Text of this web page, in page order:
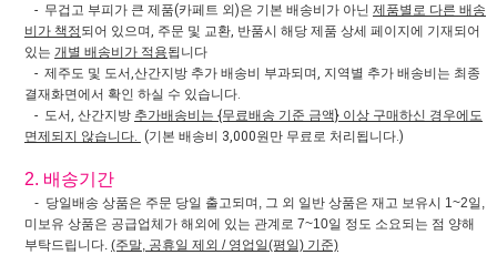
- 무겁고 부피가 큰 제품(카페트 외)은 기본 배송비가 아닌 제품별로 다른 배송
비가 책정되어 있으며, 주문 및 교환, 반품시 해당 제품 상세 페이지에 기재되어
있는 개별 배송비가 적용됩니다
- 제주도 및 도서,산간지방 추가 배송비 부과되며, 지역별 추가 배송비는 최종
결재화면에서 확인 하실 수 있습니다.
- 도서, 산간지방 추가배송비는 {무료배송 기준 금액} 이상 구매하신 경우에도
면제되지 않습니다. (기본 배송비 3,000원만 무료로 처리됩니다.)
2. 배송기간
- 당일배송 상품은 주문 당일 출고되며, 그 외 일반 상품은 재고 보유시 1~2일,
미보유 상품은 공급업체가 해외에 있는 관계로 7~10일 정도 소요되는 점 양해
부탁드립니다. (주말, 공휴일 제외 / 영업일(평일) 기준)